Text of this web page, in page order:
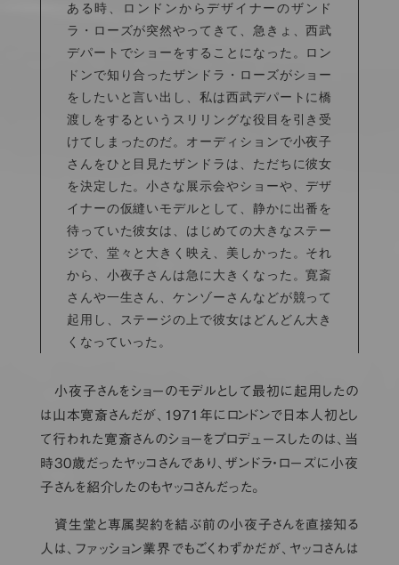
ある時、ロンドンからデザイナーのザンド
ラ・ローズが突然やってきて、急きょ、西武
デパートでショーをすることになった。ロン
ドンで知り合ったザンドラ・ローズがショー
をしたいと言い出し、私は西武デパートに橋
渡しをするというスリリングな役目を引き受
けてしまったのだ。オーディションで小夜子
さんをひと目見たザンドラは、ただちに彼女
を決定した。小さな展示会やショーや、デザ
イナーの仮縫いモデルとして、静かに出番を
待っていた彼女は、はじめての大きなステー
ジで、堂々と大きく映え、美しかった。それ
から、小夜子さんは急に大きくなった。寛斎
さんや一生さん、ケンゾーさんなどが競って
起用し、ステージの上で彼女はどんどん大き
くなっていった。
小夜子さんをショーのモデルとして最初に起用したの
は山本寛斎さんだが、1971年にロンドンで日本人初とし
て行われた寛斎さんのショーをプロデュースしたのは、当
時30歳だったヤッコさんであり、ザンドラ・ローズに小夜
子さんを紹介したのもヤッコさんだった。
資生堂と専属契約を結ぶ前の小夜子さんを直接知る
人は、ファッション業界でもごくわずかだが、ヤッコさんは